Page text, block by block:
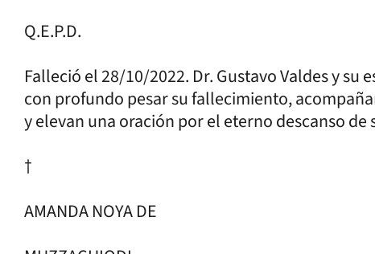
Q.E.P.D.
Falleció el 28/10/2022. Dr. Gustavo Valdes y su
con profundo pesar su fallecimiento,
y elevan una oración por el eterno descanso de
†
AMANDA NOYA DE